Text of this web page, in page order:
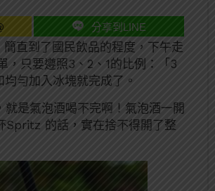
分享到LINE
直到了國民飲品的程度，下午走
只要遵照3、2、1的比例：「3
勻加入冰塊就完成了。
是氣泡酒喝不完啊！氣泡酒一開
Spritz 的話，實在捨不得開了整